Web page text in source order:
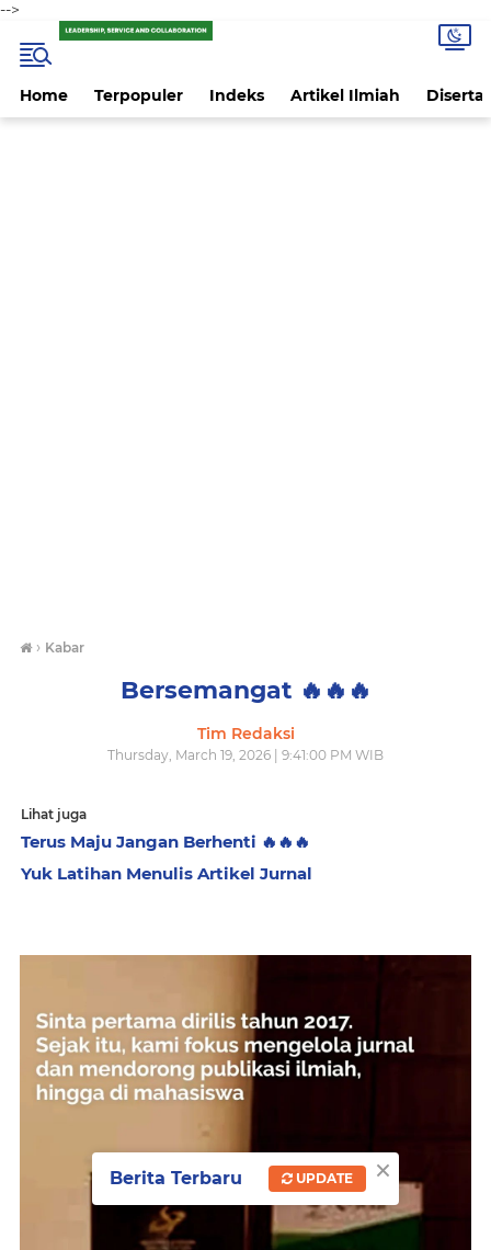
-->
Home Terpopuler Indeks Artikel Ilmiah
› Kabar
Bersemangat 🔥🔥🔥
Tim Redaksi
Thursday, March 19, 2026 | 9:41:00 PM WIB
Lihat juga
Terus Maju Jangan Berhenti 🔥🔥🔥
Yuk Latihan Menulis Artikel Jurnal
×
Berita Terbaru UPDATE